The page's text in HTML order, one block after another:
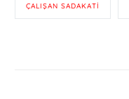
ÇALIŞAN SADAKATI